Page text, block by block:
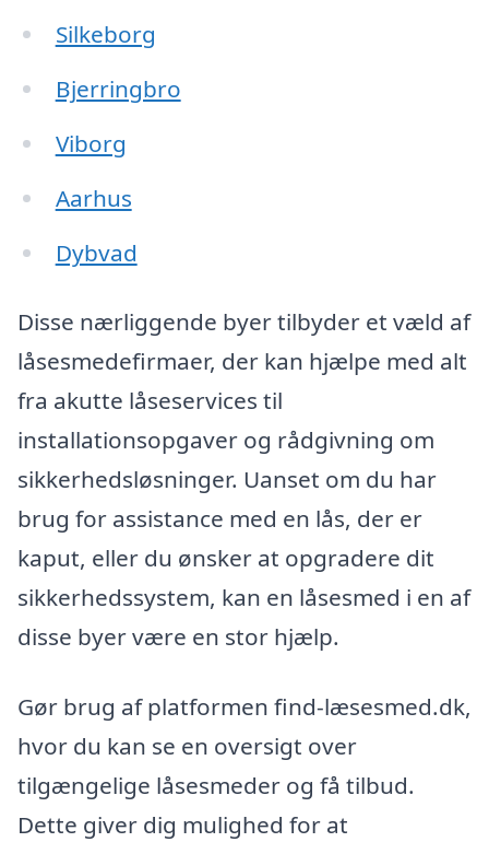
Silkeborg
Bjerringbro
Viborg
Aarhus
Dybvad
Disse nærliggende byer tilbyder et væld af
låsesmedefirmaer, der kan hjælpe med alt
fra akutte låseservices til
installationsopgaver og rådgivning om
sikkerhedsløsninger. Uanset om du har
brug for assistance med en lås, der er
kaput, eller du ønsker at opgradere dit
sikkerhedssystem, kan en låsesmed i en af
disse byer være en stor hjælp.
Gør brug af platformen find-læsesmed.dk,
hvor du kan se en oversigt over
tilgængelige låsesmeder og få tilbud.
Dette giver dig mulighed for at